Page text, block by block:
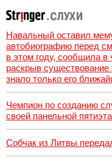
Навальный оставил
автобиографию перед
в этом году, сообщила в
раскрыв существование
знало только его
Чемпион по созданию
своей панельной
Собчак из Литвы